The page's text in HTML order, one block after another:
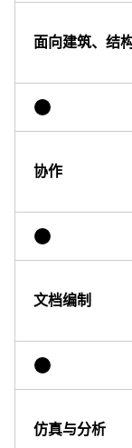
面向建筑、结
协作
文档编制
仿真与分析